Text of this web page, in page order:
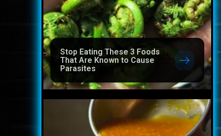
Stop Eating These 3 Foods
That Are Known to Cause
Parasites